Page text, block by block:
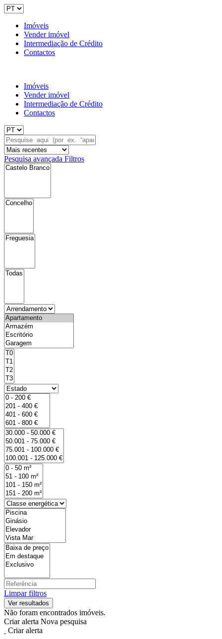
Imóveis
Vender imóvel
Intermediação de Crédito
Contactos
Imóveis
Vender imóvel
Intermediação de Crédito
Contactos
Pesquisa avançada Filtros
Limpar filtros
Não foram encontrados imóveis.
Criar alerta Nova pesquisa
Criar alerta